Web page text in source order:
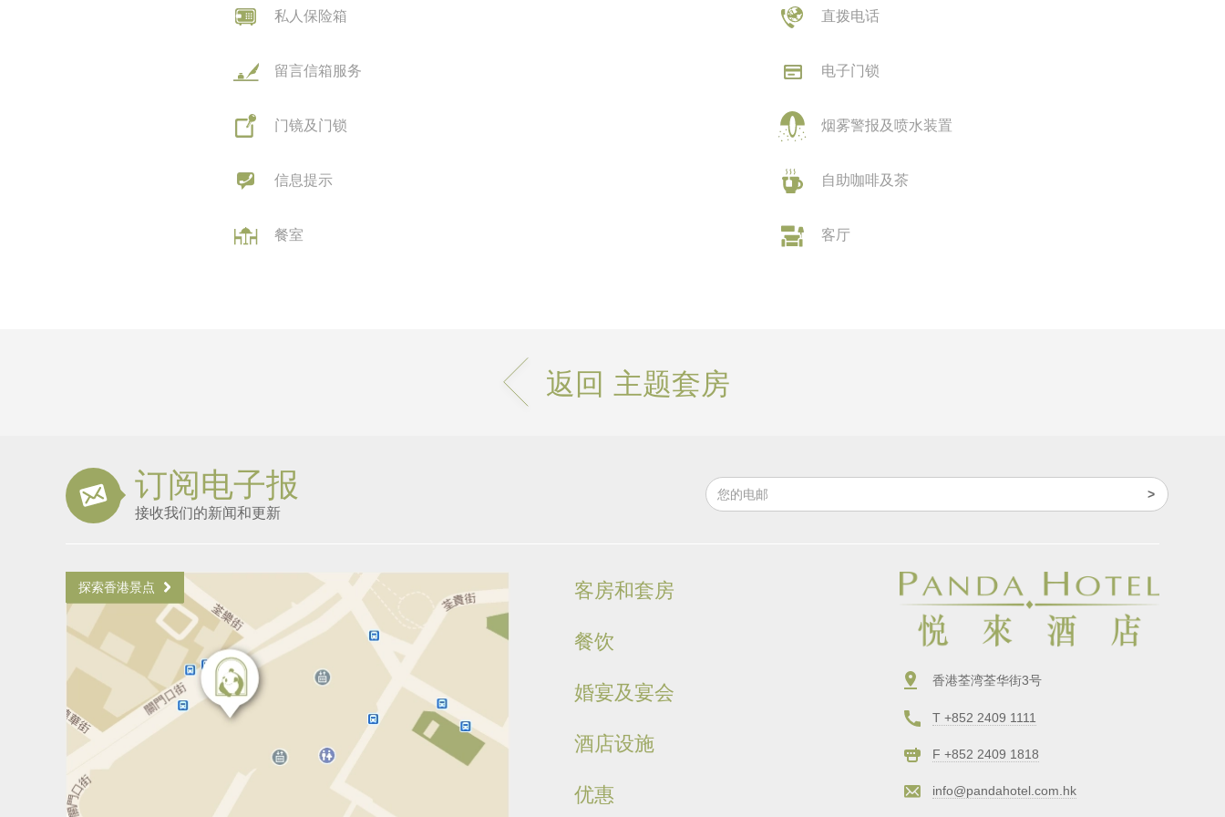
私人保险箱 直拨电话
留言信箱服务 电子门锁
门镜及门锁 烟雾警报及喷水装置
信息提示 自助咖啡及茶
餐室 客厅
返回 主题套房
订阅电子报
接收我们的新闻和更新
探索香港景点
客房和套房
餐饮
婚宴及宴会
酒店设施
优惠
香港荃湾荃华街3号
T +852 2409 1111
F +852 2409 1818
info@pandahotel.com.hk